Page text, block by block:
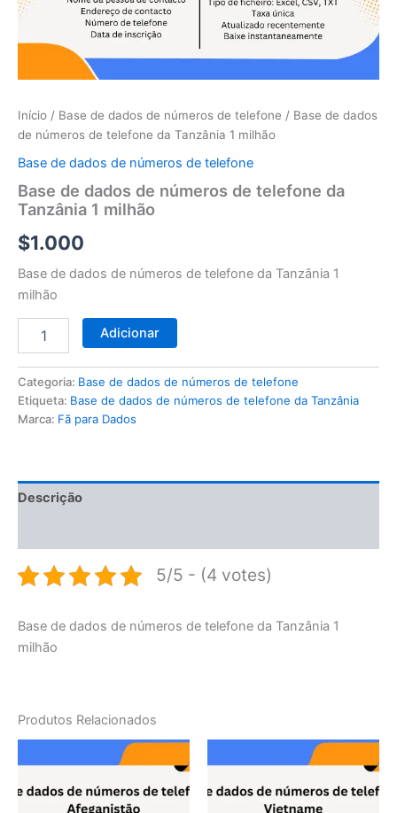
Início / Base de dados de números de telefone / Base de dados
de números de telefone da Tanzânia 1 milhão
Base de dados de números de telefone
Base de dados de números de telefone da
Tanzânia 1 milhão
$1.000
Base de dados de números de telefone da Tanzânia 1
milhão
telefone
da
Tanzânia
milhão
Adicionar
Categoria: Base de dados de números de telefone
Etiqueta: Base de dados de números de telefone da Tanzânia
Marca: Fã para Dados
Descrição
5/5 - (4 votes)
Base de dados de números de telefone da Tanzânia 1
milhão
Produtos Relacionados